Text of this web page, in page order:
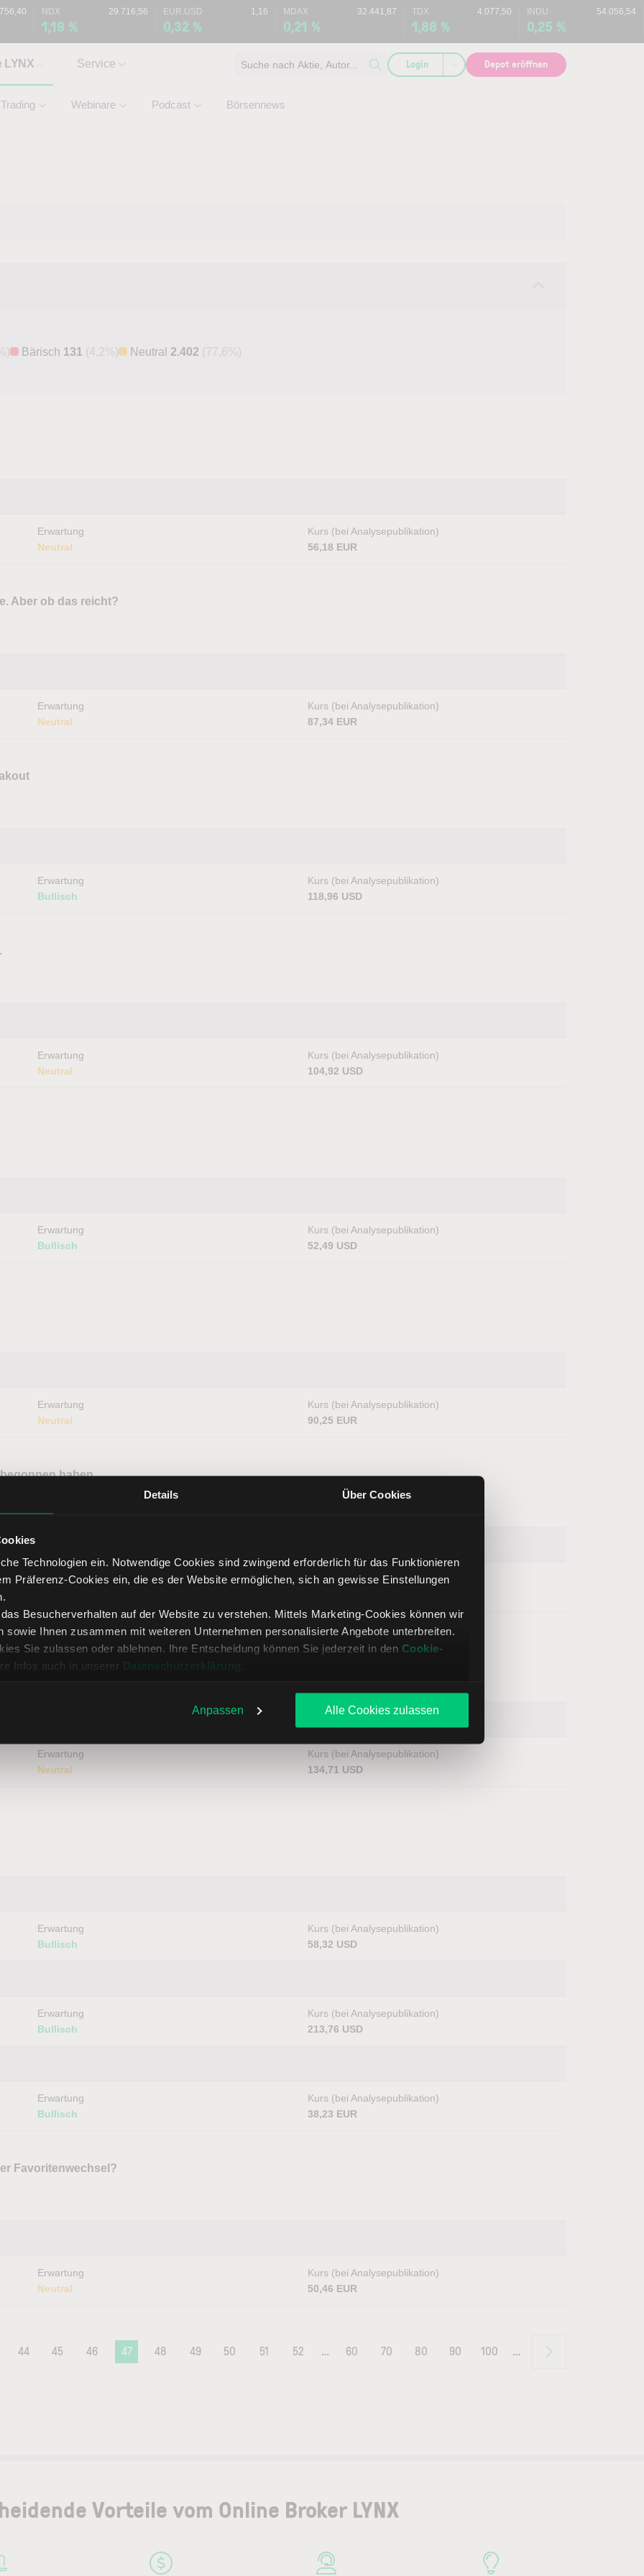
Details Über Cookies
Technologien ein. Notwendige Cookies sind zwingend erforderlich für das Funktionieren
Präferenz-Cookies ein, die es der Website ermöglichen, sich an gewisse Einstellungen
Besucherverhalten auf der Website zu verstehen. Mittels Marketing-Cookies können wir
sowie Ihnen zusammen mit weiteren Unternehmen personalisierte Angebote unterbreiten.
Sie zulassen oder ablehnen. Ihre Entscheidung können Sie jederzeit in den Cookie-
Infos auch in unserer Datenschutzerklärung
Anpassen Alle Cookies zulassen
NDX 29.716,56
1,19 %
EUR.USD 1,16
0,32 %
MDAX 32.441,87
0,21 %
TDX 4.077,50
1,88 %
INDU 54.056,54
0,25 %
LYNX
Trading Webinare Podcast Börsennews
Service Suche nach Aktie, Autor... Login Depot eröffnen
Bärisch 131 (4,2%) Neutral 2.402 (77,6%)
Erwartung
Neutral
Kurs (bei Analysepublikation)
56,18 EUR
Aber ob das reicht?
Erwartung
Neutral
Kurs (bei Analysepublikation)
87,34 EUR
Erwartung
Bullisch
Kurs (bei Analysepublikation)
118,96 USD
Erwartung
Neutral
Kurs (bei Analysepublikation)
104,92 USD
Erwartung
Bullisch
Kurs (bei Analysepublikation)
52,49 USD
Erwartung
Neutral
Kurs (bei Analysepublikation)
90,25 EUR
haben
Erwartung
Kurs (bei Analysepublikation)
Erwartung
Neutral
Kurs (bei Analysepublikation)
134,71 USD
Erwartung
Bullisch
Kurs (bei Analysepublikation)
58,32 USD
Erwartung
Bullisch
Kurs (bei Analysepublikation)
213,76 USD
Erwartung
Bullisch
Kurs (bei Analysepublikation)
38,23 EUR
Favoritenwechsel?
Erwartung
Neutral
Kurs (bei Analysepublikation)
50,46 EUR
44 45 46 47 48 49 50 51 52 … 60 70 80 90 100 …
Vorteile vom Online Broker LYNX